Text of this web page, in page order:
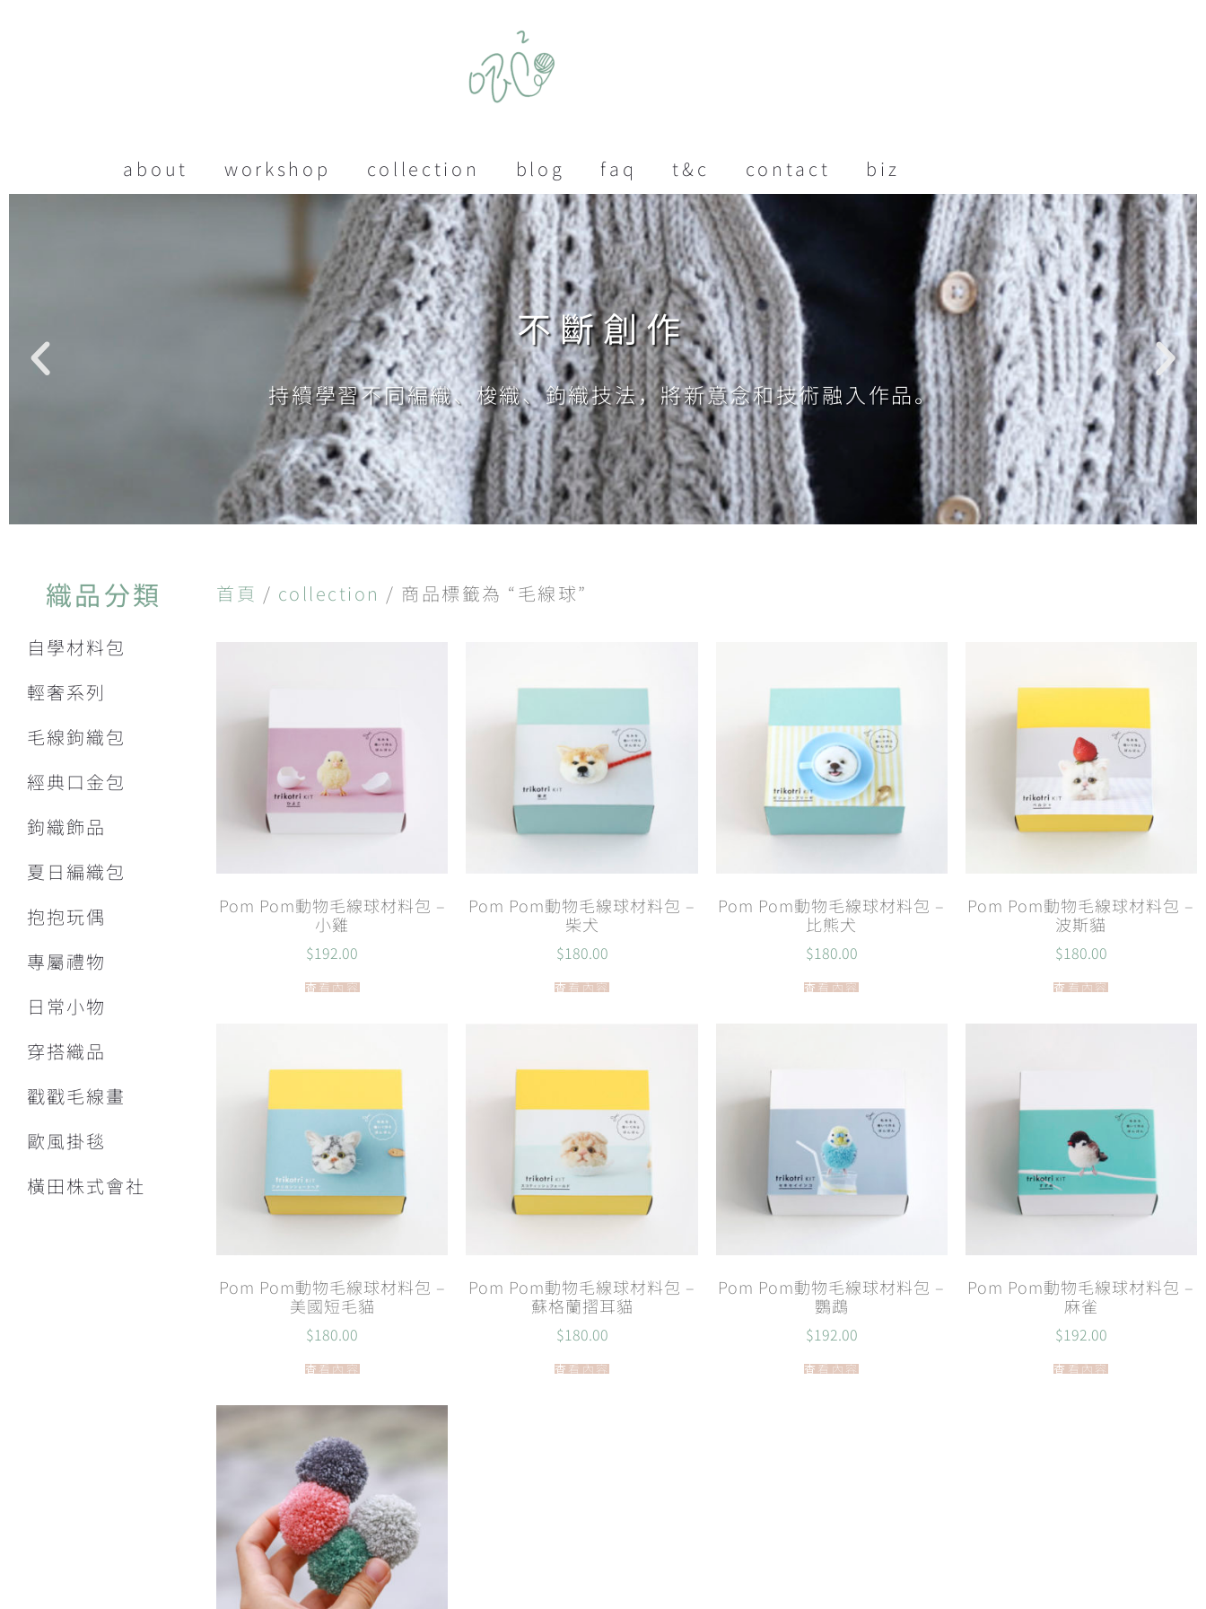
about workshop collection blog faq t&c contact biz
不斷創作
持續學習不同編織、梭織、鉤織技法，將新意念和技術融入作品。
織品分類
自學材料包
輕奢系列
毛線鉤織包
經典口金包
鉤織飾品
夏日編織包
抱抱玩偶
專屬禮物
日常小物
穿搭織品
戳戳毛線畫
歐風掛毯
橫田株式會社
首頁 / collection / 商品標籤為 “毛線球”
Pom Pom動物毛線球材料包 –
小雞
$192.00
查看內容
Pom Pom動物毛線球材料包 –
柴犬
$180.00
查看內容
Pom Pom動物毛線球材料包 –
比熊犬
$180.00
查看內容
Pom Pom動物毛線球材料包 –
波斯貓
$180.00
查看內容
Pom Pom動物毛線球材料包 –
美國短毛貓
$180.00
查看內容
Pom Pom動物毛線球材料包 –
蘇格蘭摺耳貓
$180.00
查看內容
Pom Pom動物毛線球材料包 –
鸚鵡
$192.00
查看內容
Pom Pom動物毛線球材料包 –
麻雀
$192.00
查看內容